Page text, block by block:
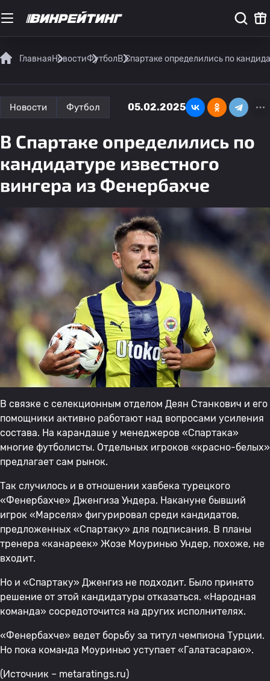
ГлавнаяНовостиФутболВ Спартаке определились по
Новости Футбол 05.02.2025
В Спартаке определились по
кандидатуре известного
вингера из Фенербахче
В связке с селекционным отделом Деян Станкович и его
помощники активно работают над вопросами усиления
состава. На карандаше у менеджеров «Спартака»
многие футболисты. Отдельных игроков «красно-белых»
предлагает сам рынок.
Так случилось и в отношении хавбека турецкого
«Фенербахче» Дженгиза Ундера. Накануне бывший
игрок «Марселя» фигурировал среди кандидатов,
предложенных «Спартаку» для подписания. В планы
тренера «канареек» Жозе Моуринью Ундер, похоже, не
входит.
Но и «Спартаку» Дженгиз не подходит. Было принято
решение от этой кандидатуры отказаться. «Народная
команда» сосредоточится на других исполнителях.
«Фенербахче» ведет борьбу за титул чемпиона Турции.
Но пока команда Моуринью уступает «Галатасараю».
(Источник – metaratings.ru)